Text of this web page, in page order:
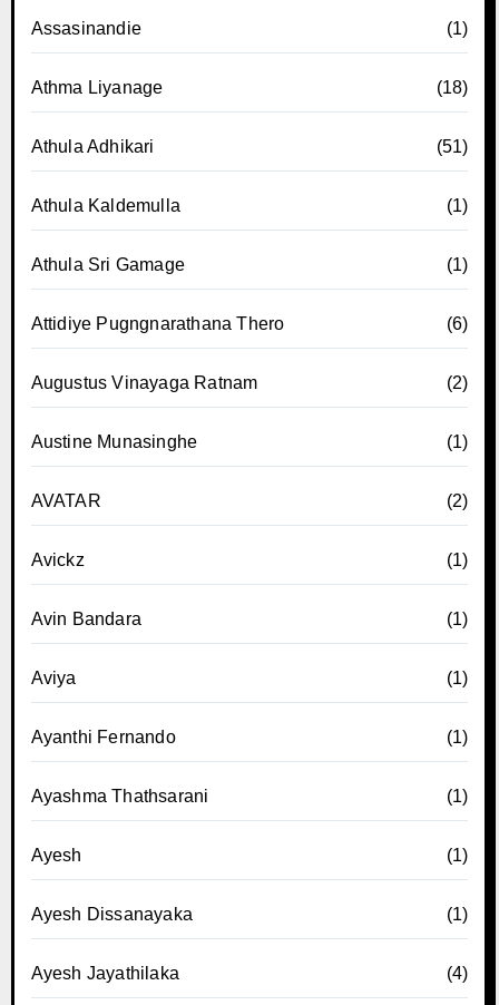
Assasinandie (1)
Athma Liyanage (18)
Athula Adhikari (51)
Athula Kaldemulla (1)
Athula Sri Gamage (1)
Attidiye Pugngnarathana Thero (6)
Augustus Vinayaga Ratnam (2)
Austine Munasinghe (1)
AVATAR (2)
Avickz (1)
Avin Bandara (1)
Aviya (1)
Ayanthi Fernando (1)
Ayashma Thathsarani (1)
Ayesh (1)
Ayesh Dissanayaka (1)
Ayesh Jayathilaka (4)